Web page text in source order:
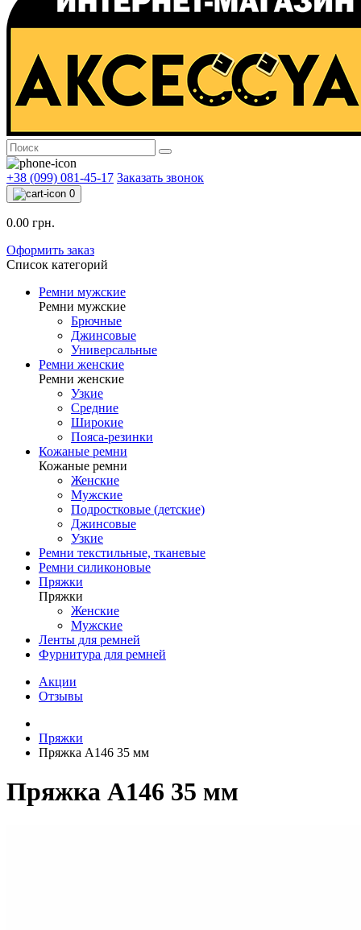
+38 (099) 081-45-17 Заказать звонок
0
0.00 грн.
Оформить заказ
Список категорий
Ремни мужские
Ремни мужские
Брючные
Джинсовые
Универсальные
Ремни женские
Ремни женские
Узкие
Средние
Широкие
Пояса-резинки
Кожаные ремни
Кожаные ремни
Женские
Мужские
Подростковые (детские)
Джинсовые
Узкие
Ремни текстильные, тканевые
Ремни силиконовые
Пряжки
Пряжки
Женские
Мужские
Ленты для ремней
Фурнитура для ремней
Акции
Отзывы
Пряжки
Пряжка A146 35 мм
Пряжка A146 35 мм